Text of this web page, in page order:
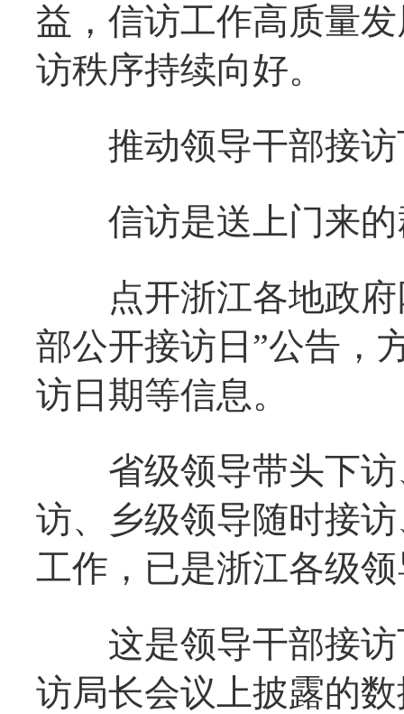
益，信访工作高质量
访秩序持续向好。
推动领导干部接访
信访是送上门来的
点开浙江各地政府
部公开接访日”公告，
访日期等信息。
省级领导带头下访
访、乡级领导随时接
工作，已是浙江各级
这是领导干部接访
访局长会议上披露的